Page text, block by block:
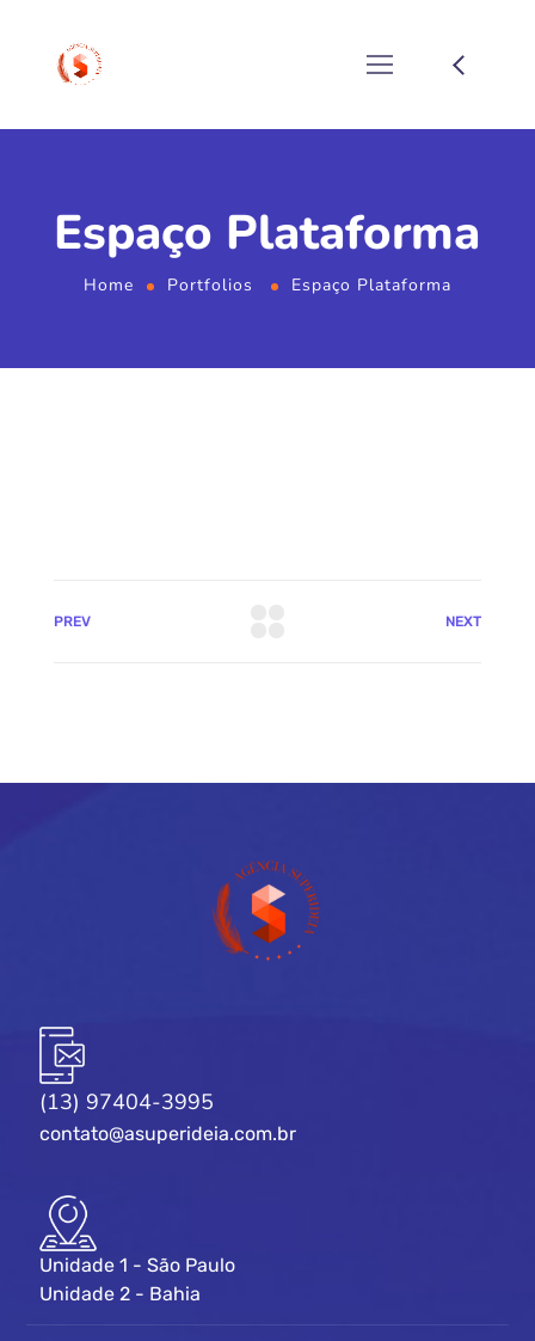
Espaço Plataforma
Home Portfolios Espaço Plataforma
PREV NEXT
(13) 97404-3995
contato@asuperideia.com.br
Unidade 1 - São Paulo
Unidade 2 - Bahia